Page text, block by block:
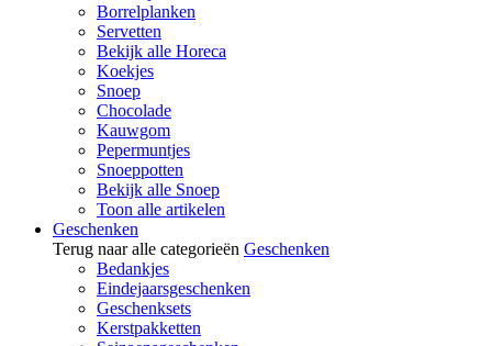
Borrelplanken
Servetten
Bekijk alle Horeca
Koekjes
Snoep
Chocolade
Kauwgom
Pepermuntjes
Snoeppotten
Bekijk alle Snoep
Toon alle artikelen
Geschenken
Terug naar alle categorieën Geschenken
Bedankjes
Eindejaarsgeschenken
Geschenksets
Kerstpakketten